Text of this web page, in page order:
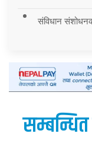
संविधान